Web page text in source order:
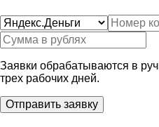
Заявки обрабатываются в
трех рабочих дней.